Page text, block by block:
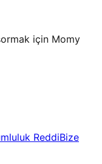
için Momy
ReddiBize